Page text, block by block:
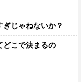
じゃねないか？
どこで決まるの